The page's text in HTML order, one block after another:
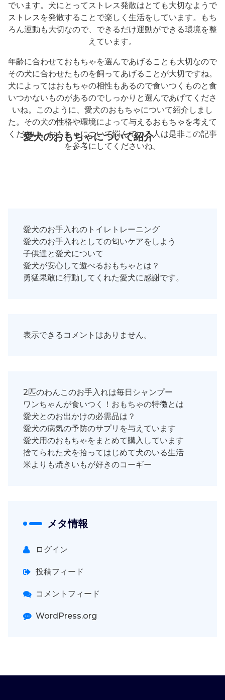
愛犬のおもちゃについて紹介
でいます。犬にとってストレス発散はとても大切なようで
ストレスを発散することで楽しく生活をしています。もち
ろん運動も大切なので、できるだけ運動ができる環境を整
えています。
年齢に合わせておもちゃを選んであげることも大切なので
その犬に合わせたものを飼ってあげることが大切ですね。
犬によってはおもちゃの相性もあるので食いつくものと食
いつかないものがあるのでしっかりと選んであげてくださ
いね。このように、愛犬のおもちゃについて紹介しまし
た。その犬の性格や環境によって与えるおもちゃを考えて
ください。おもちゃについて悩んでいる人は是非この記事
を参考にしてくださいね。
愛犬のお手入れのトイレトレーニング
愛犬のお手入れとしての匂いケアをしよう
子供達と愛犬について
愛犬が安心して遊べるおもちゃとは？
勇猛果敢に行動してくれた愛犬に感謝です。
表示できるコメントはありません。
2匹のわんこのお手入れは毎日シャンプー
ワンちゃんが食いつく！おもちゃの特徴とは
愛犬とのお出かけの必需品は？
愛犬の病気の予防のサプリを与えています
愛犬用のおもちゃをまとめて購入しています
捨てられた犬を拾ってはじめて犬のいる生活
米よりも焼きいもが好きのコーギー
メタ情報
ログイン
投稿フィード
コメントフィード
WordPress.org